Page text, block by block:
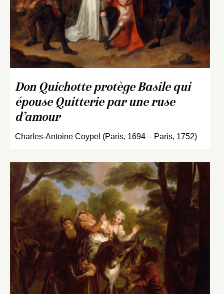
Don Quichotte protège Basile qui
épouse Quitterie par une ruse
d’amour
Charles-Antoine Coypel (Paris, 1694 – Paris, 1752)